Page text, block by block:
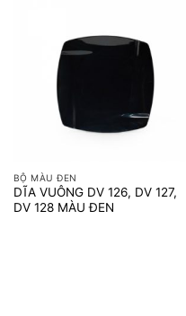
BỘ MÀU ĐEN
DĨA VUÔNG DV 126, DV 127,
DV 128 MÀU ĐEN